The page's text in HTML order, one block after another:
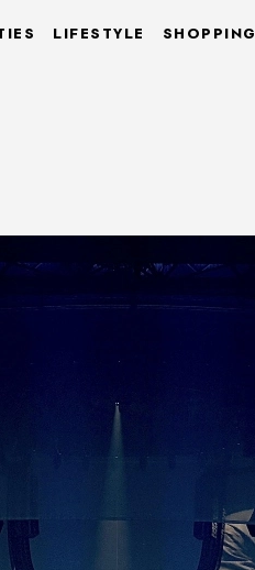
LIFESTYLE SHOPPING